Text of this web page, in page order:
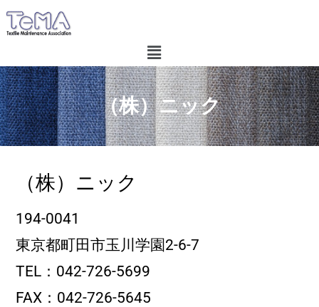
（株）ニック
（株）ニック
194-0041
東京都町田市玉川学園2-6-7
TEL：042-726-5699
FAX：042-726-5645